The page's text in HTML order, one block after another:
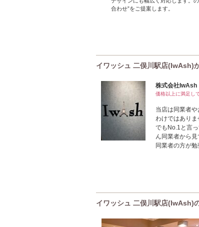
合わせ”をご提案します。
イワッシュ 二俣川駅店(IwAsh)
株式会社IwAsh
価格以上に満足し
当店は同業者
わけではあり
でもNo.1と言
ん同業者から
同業者の方が
イワッシュ 二俣川駅店(IwAsh)